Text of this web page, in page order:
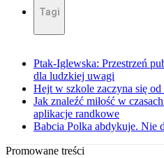
Tagi
Ptak-Iglewska: Przestrzeń
dla ludzkiej uwagi
Hejt w szkole zaczyna się
Jak znaleźć miłość w
aplikacje randkowe
Babcia Polka abdykuje. Nie
Promowane treści